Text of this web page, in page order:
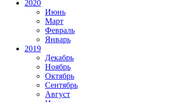
2020
Июнь
Март
Февраль
Январь
2019
Декабрь
Ноябрь
Октябрь
Сентябрь
Август